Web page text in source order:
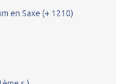
en Saxe (+ 1210)